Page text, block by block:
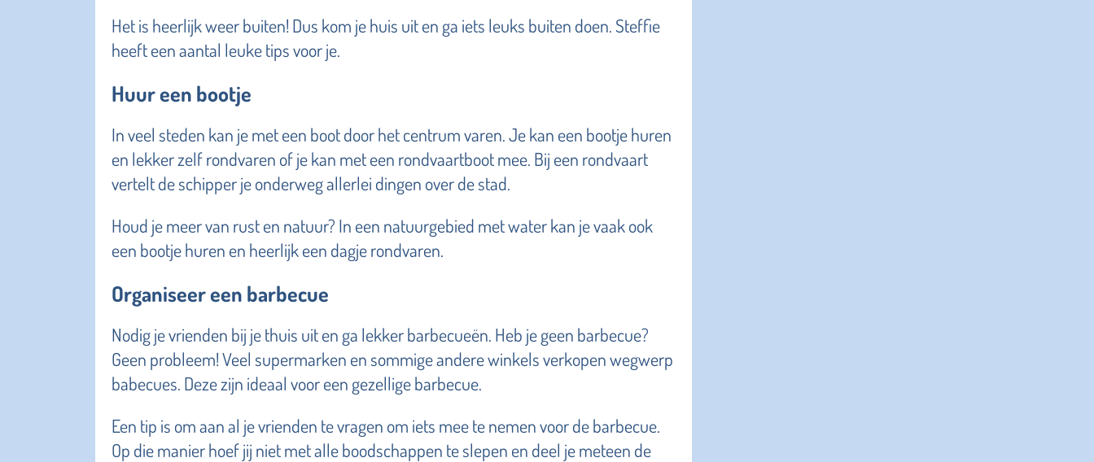
Het is heerlijk weer buiten! Dus kom je huis uit en ga iets leuks buiten doen. Steffie
heeft een aantal leuke tips voor je.
Huur een bootje
In veel steden kan je met een boot door het centrum varen. Je kan een bootje huren
en lekker zelf rondvaren of je kan met een rondvaartboot mee. Bij een rondvaart
vertelt de schipper je onderweg allerlei dingen over de stad.
Houd je meer van rust en natuur? In een natuurgebied met water kan je vaak ook
een bootje huren en heerlijk een dagje rondvaren.
Organiseer een barbecue
Nodig je vrienden bij je thuis uit en ga lekker barbecueën. Heb je geen barbecue?
Geen probleem! Veel supermarken en sommige andere winkels verkopen wegwerp
babecues. Deze zijn ideaal voor een gezellige barbecue.
Een tip is om aan al je vrienden te vragen om iets mee te nemen voor de barbecue.
Op die manier hoef jij niet met alle boodschappen te slepen en deel je meteen de